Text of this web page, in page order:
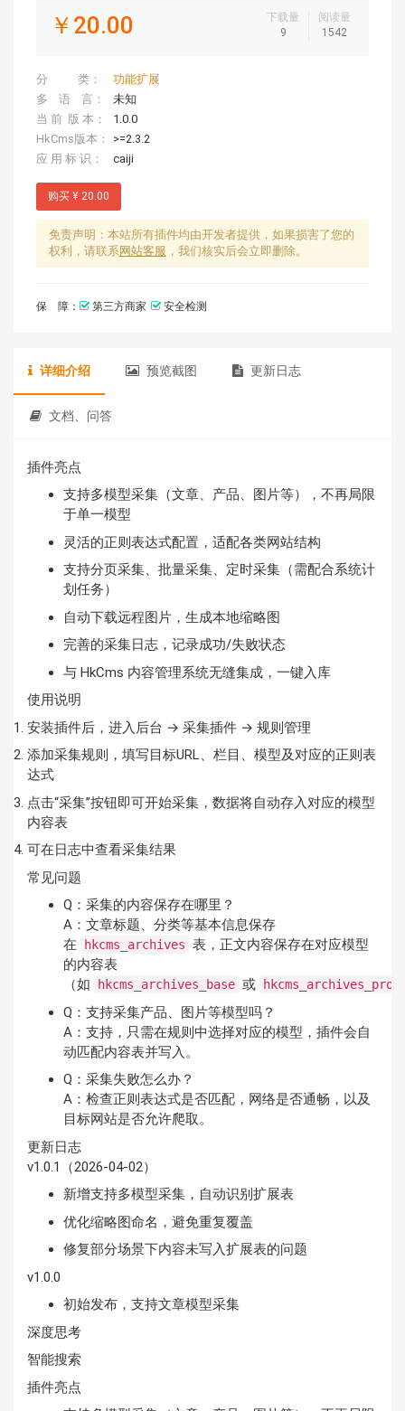
￥20.00
下载量
9
阅读量
1542
分 类：
功能扩展
多 语 言：
未知
当 前 版 本：
1.0.0
HkCms版本：
>=2.3.2
应 用 标 识：
caiji
购买 ¥ 20.00
免责声明：本站所有插件均由开发者提供，如果损害了您的
权利，请联系网站客服 ，我们核实后会立即删除。
保 障： 第三方商家 安全检测
详细介绍 预览截图 更新日志
文档、问答
插件亮点
支持多模型采集（文章、产品、图片等），不再局限
于单一模型
灵活的正则表达式配置，适配各类网站结构
支持分页采集、批量采集、定时采集（需配合系统计
划任务）
自动下载远程图片，生成本地缩略图
完善的采集日志，记录成功/失败状态
与 HkCms 内容管理系统无缝集成，一键入库
使用说明
安装插件后，进入后台 → 采集插件 → 规则管理
添加采集规则，填写目标URL、栏目、模型及对应的正则表
达式
点击“采集”按钮即可开始采集，数据将自动存入对应的模型
内容表
可在日志中查看采集结果
常见问题
Q：采集的内容保存在哪里？
A：文章标题、分类等基本信息保存
在
hkcms_archives 表，正文内容保存在对应模型
的内容表
（如
hkcms_archives_base 或
Q：支持采集产品、图片等模型吗？
A：支持，只需在规则中选择对应的模型，插件会自
动匹配内容表并写入。
Q：采集失败怎么办？
A：检查正则表达式是否匹配，网络是否通畅，以及
目标网站是否允许爬取。
更新日志
v1.0.1（2026-04-02）
新增支持多模型采集，自动识别扩展表
优化缩略图命名，避免重复覆盖
修复部分场景下内容未写入扩展表的问题
v1.0.0
初始发布，支持文章模型采集
深度思考
智能搜索
插件亮点